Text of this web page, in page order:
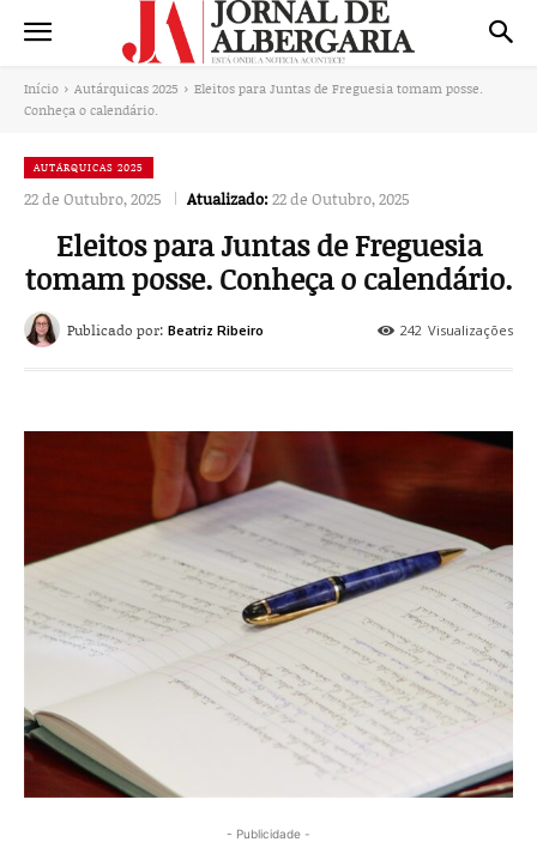
Início Autárquicas 2025
Eleitos para Juntas de Freguesia tomam posse.
Conheça o calendário.
AUTÁRQUICAS 2025
22 de Outubro, 2025 Atualizado:22 de Outubro, 2025
Eleitos para Juntas de Freguesia
tomam posse. Conheça o calendário.
242 Visualizações
Publicado por: Beatriz Ribeiro
- Publicidade -